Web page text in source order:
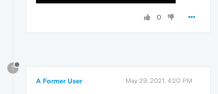
0
?
A Former User May 29, 2021, 4:20 PM